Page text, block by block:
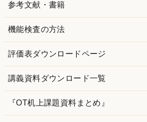
参考文献・書籍
機能検査の方法
評価表ダウンロードページ
講義資料ダウンロード一覧
『OT机上課題資料まとめ』